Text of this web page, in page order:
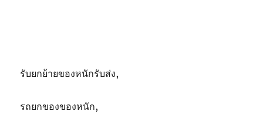
รับยกย้ายของหนักรับส่ง,
รถยกของของหนัก,